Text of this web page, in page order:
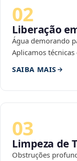
02
Liberação
Água demorando
Aplicamos técnicas
SAIBA MAIS
03
Limpeza de
Obstruções